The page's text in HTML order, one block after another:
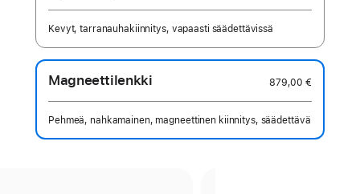
Kevyt, tarranauhakiinnitys, vapaasti säädettävissä
Magneetti­lenkki 879,00 €
Pehmeä, nahkamainen, magneettinen kiinnitys, säädettävä